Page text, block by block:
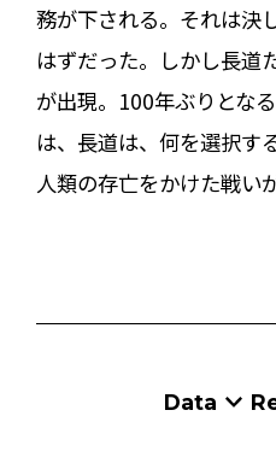
務が下される。それは決
はずだった。しかし長道
が出現。100年ぶりとな
は、長道は、何を選択す
人類の存亡をかけた戦い
Data